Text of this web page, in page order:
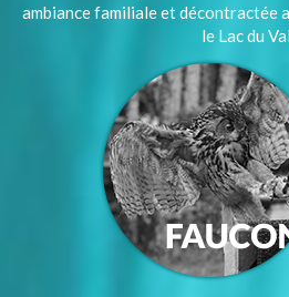
ambiance familiale et décontractée
le Lac du